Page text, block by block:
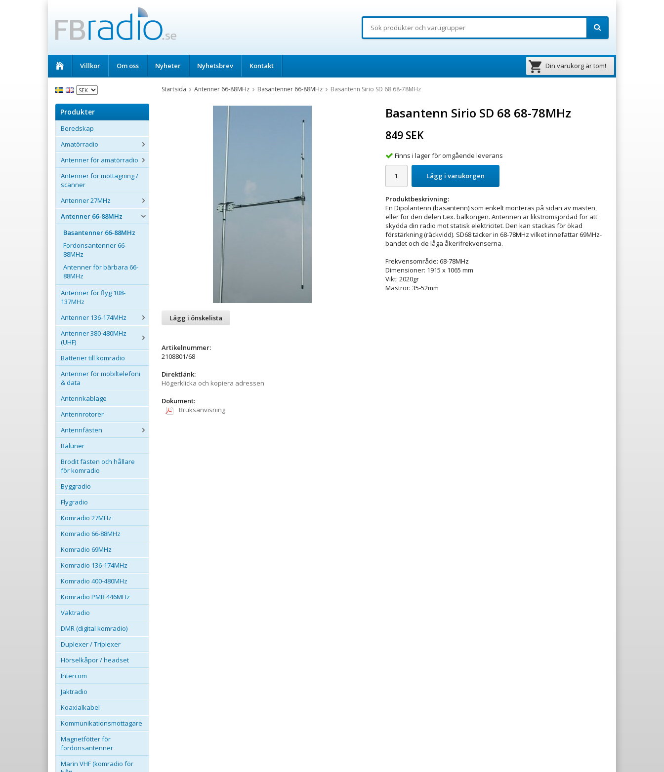
Villkor Om oss Nyheter Nyhetsbrev Kontakt Din varukorg är tom!
Produkter
Beredskap
Amatörradio
Antenner för amatörradio
Antenner för mottagning /
scanner
Antenner 27MHz
Antenner 66-88MHz
Basantenner 66-88MHz
Fordonsantenner 66-
88MHz
Antenner för bärbara 66-
88MHz
Antenner för flyg 108-
137MHz
Antenner 136-174MHz
Antenner 380-480MHz
(UHF)
Batterier till komradio
Antenner för mobiltelefoni
& data
Antennkablage
Antennrotorer
Antennfästen
Baluner
Brodit fästen och hållare
för komradio
Byggradio
Flygradio
Komradio 27MHz
Komradio 66-88MHz
Komradio 69MHz
Komradio 136-174MHz
Komradio 400-480MHz
Komradio PMR 446MHz
Vaktradio
DMR (digital komradio)
Duplexer / Triplexer
Hörselkåpor / headset
Intercom
Jaktradio
Koaxialkabel
Kommunikationsmottagare
Magnetfötter för
fordonsantenner
Marin VHF (komradio för
Startsida Antenner 66-88MHz Basantenner 66-88MHz Basantenn Sirio SD 68 68-78MHz
Basantenn Sirio SD 68 68-78MHz
849 SEK
Finns i lager för omgående leverans
Lägg i varukorgen
Produktbeskrivning:
En Dipolantenn (basantenn) som enkelt monteras på sidan av masten,
eller för den delen t.ex. balkongen. Antennen är likströmsjordad för att
skydda din radio mot statisk elektricitet. Den kan stackas för ökad
förstärkning (räckvidd). SD68 täcker in 68-78MHz vilket innefattar 69MHz-
bandet och de låga åkerifrekvenserna.
Frekvensområde: 68-78MHz
Dimensioner: 1915 x 1065 mm
Vikt: 2020gr
Maströr: 35-52mm
Lägg i önskelista
Artikelnummer:
2108801/68
Direktlänk:
Högerklicka och kopiera adressen
Dokument:
Bruksanvisning